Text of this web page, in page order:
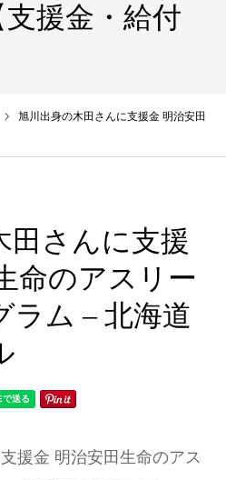
援金・給付
旭川出身の木田さんに支援金 明治安田
田さんに支援
命のアスリー
ラム – 北海道
援金 明治安田生命のアス